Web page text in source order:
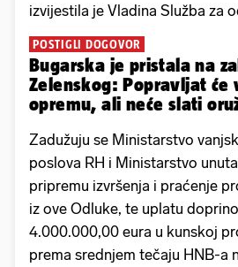
izvijestila je Vladina Služba za
POSTIGLI DOGOVOR
Bugarska je pristala na
Zelenskog: Popravljat će
opremu, ali neće slati
Zadužuju se Ministarstvo
poslova RH i Ministarstvo
pripremu izvršenja i praćenje
iz ove Odluke, te uplatu
4.000.000,00 eura u kunskoj
prema srednjem tečaju HNB-a